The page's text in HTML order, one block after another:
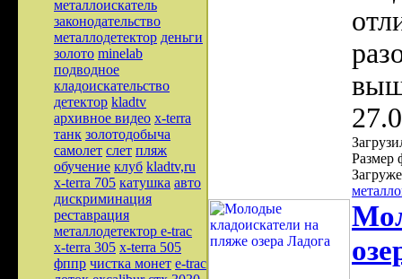
металлоискатель
законодательство
металлодетектор деньги
золото minelab
подводное
кладоискательство
детектор kladtv
архивное видео x-terra
танк золотодобыча
самолет слет пляж
обучение клуб kladtv,ru
x-terra 705 катушка авто
дискриминация
реставрация
металлодетектор e-trac
x-terra 305 x-terra 505
фппр чистка монет e-trac
Размер